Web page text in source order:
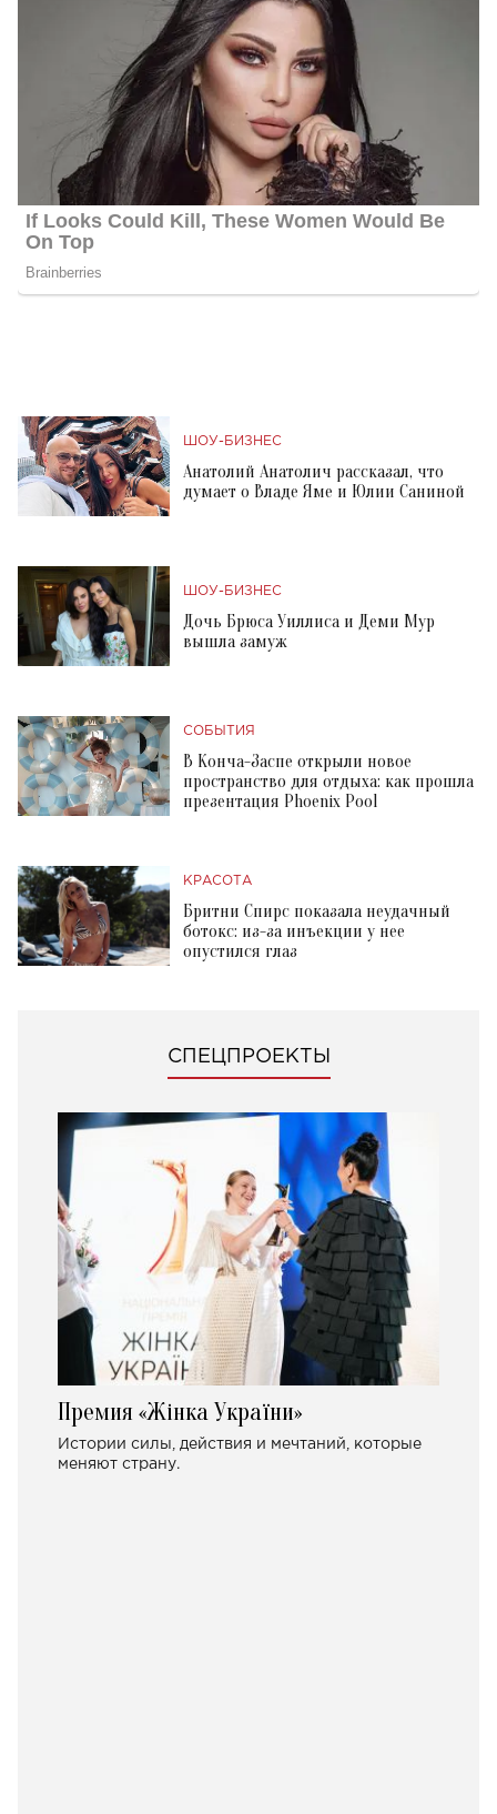
ШОУ-БИЗНЕС
Анатолий Анатолич рассказал, что
думает о Владе Яме и Юлии Саниной
ШОУ-БИЗНЕС
Дочь Брюса Уиллиса и Деми Мур
вышла замуж
СОБЫТИЯ
В Конча-Заспе открыли новое
пространство для отдыха: как прошла
презентация Phoenix Pool
КРАСОТА
Бритни Спирс показала неудачный
ботокс: из-за инъекции у нее
опустился глаз
СПЕЦПРОЕКТЫ
Премия «Жінка України»
Истории силы, действия и мечтаний, которые
меняют страну.